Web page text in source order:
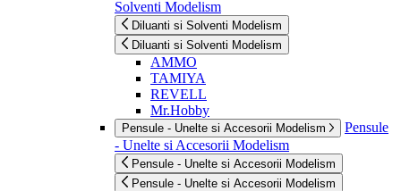
Solventi Modelism
Diluanti si Solventi Modelism
Diluanti si Solventi Modelism
AMMO
TAMIYA
REVELL
Mr.Hobby
Pensule - Unelte si Accesorii Modelism
Pensule
- Unelte si Accesorii Modelism
Pensule - Unelte si Accesorii Modelism
Pensule - Unelte si Accesorii Modelism